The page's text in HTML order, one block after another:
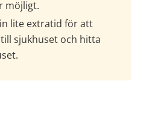
möjligt.
lite extratid för att
sjukhuset och hitta